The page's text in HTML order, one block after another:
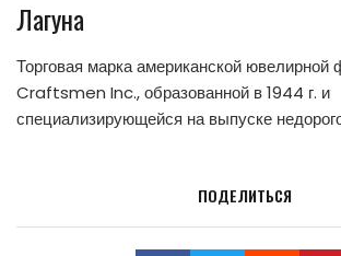
Лагуна
Торговая марка американской
Craftsmen Inc., образованной в 1944 г. и
специализирующейся на выпуске
ПОДЕЛИТЬСЯ